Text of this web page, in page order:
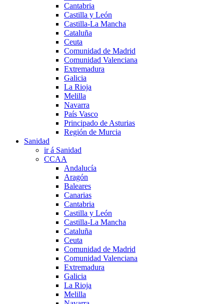
Cantabria
Castilla y León
Castilla-La Mancha
Cataluña
Ceuta
Comunidad de Madrid
Comunidad Valenciana
Extremadura
Galicia
La Rioja
Melilla
Navarra
País Vasco
Principado de Asturias
Región de Murcia
Sanidad
ir á Sanidad
CCAA
Andalucía
Aragón
Baleares
Canarias
Cantabria
Castilla y León
Castilla-La Mancha
Cataluña
Ceuta
Comunidad de Madrid
Comunidad Valenciana
Extremadura
Galicia
La Rioja
Melilla